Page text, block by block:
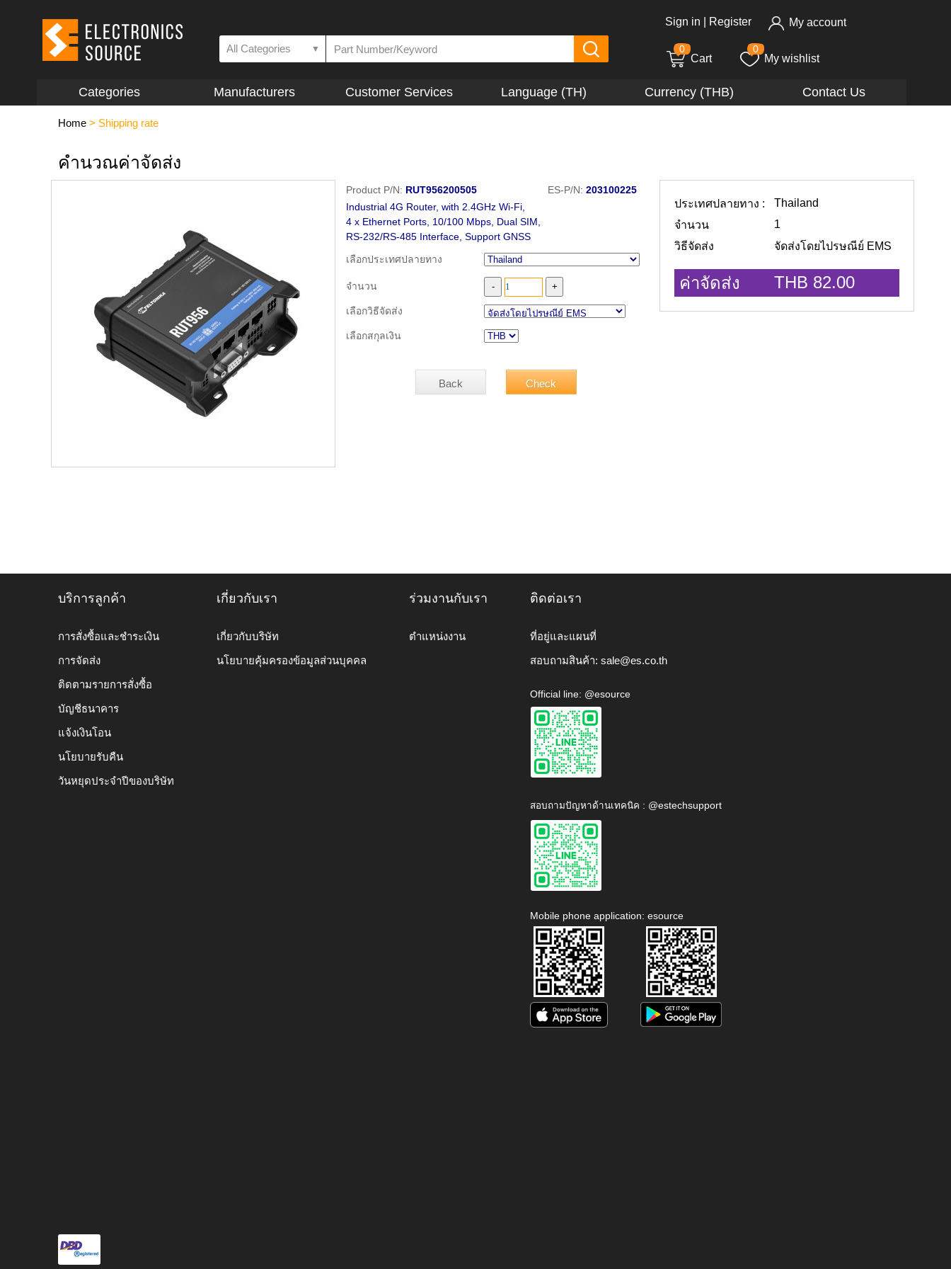
All Categories ▼
Sign in Register My account
0
Cart
0
My wishlist
Categories Manufacturers Customer Services Language (TH) Currency (THB) Contact Us
Home > Shipping rate
คำนวณค่าจัดส่ง
Product P/N: RUT956200505 ES-P/N: 203100225
Industrial 4G Router, with 2.4GHz Wi-Fi,
4 x Ethernet Ports, 10/100 Mbps, Dual SIM,
RS-232/RS-485 Interface, Support GNSS
เลือกประเทศปลายทาง
จำนวน
เลือกวิธีจัดส่ง
เลือกสกุลเงิน
ประเทศปลายทาง :
Thailand
จำนวน
1
วิธีจัดส่ง
จัดส่งโดยไปรษณีย์ EMS
ค่าจัดส่ง THB 82.00
บริการลูกค้า
การสั่งซื้อและชำระเงิน
การจัดส่ง
ติดตามรายการสั่งซื้อ
บัญชีธนาคาร
แจ้งเงินโอน
นโยบายรับคืน
วันหยุดประจำปีของบริษัท
เกี่ยวกับเรา
เกี่ยวกับบริษัท
นโยบายคุ้มครองข้อมูลส่วนบุคคล
ร่วมงานกับเรา
ตำแหน่งงาน
ติดต่อเรา
ที่อยู่และแผนที่
สอบถามสินค้า: sale@es.co.th
Official line: @esource
สอบถามปัญหาด้านเทคนิค : @estechsupport
Mobile phone application: esource